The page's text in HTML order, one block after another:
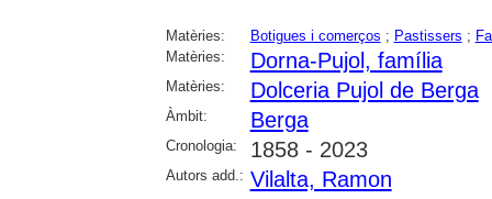
Matèries: Botigues i comerços ; Pastissers ;
Matèries:
Dorna-Pujol, família
Matèries: Dolceria Pujol de Berga
Àmbit: Berga
Cronologia: 1858 - 2023
Autors add.: Vilalta, Ramon